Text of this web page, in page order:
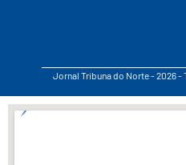
Jornal Tribuna do Norte - 2026